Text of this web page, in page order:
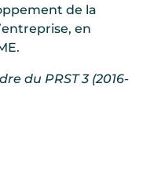
de la
en
du PRST 3 (2016-